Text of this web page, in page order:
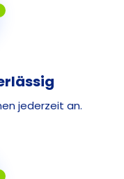
jederzeit an.